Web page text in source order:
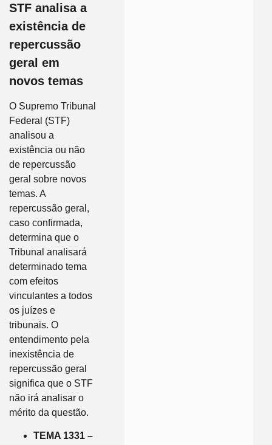
STF analisa a
existência de
repercussão
geral em
novos temas
O Supremo Tribunal
Federal (STF)
analisou a
existência ou não
de repercussão
geral sobre novos
temas. A
repercussão geral,
caso confirmada,
determina que o
Tribunal analisará
determinado tema
com efeitos
vinculantes a todos
os juízes e
tribunais. O
entendimento pela
inexistência de
repercussão geral
significa que o STF
não irá analisar o
mérito da questão.
TEMA 1331 –